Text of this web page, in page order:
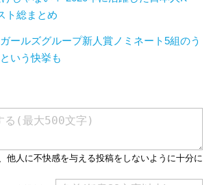
ト総まとめ
ールズグループ新人賞ノミネート5組のう
いう快挙も